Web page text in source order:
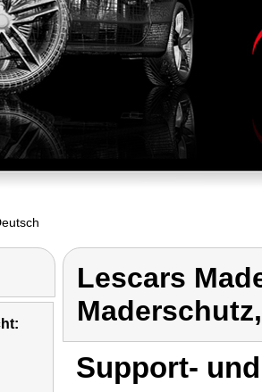
Lescars
Support-